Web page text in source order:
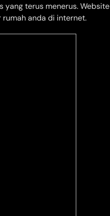
yang terus menerus. Website
anda di internet.